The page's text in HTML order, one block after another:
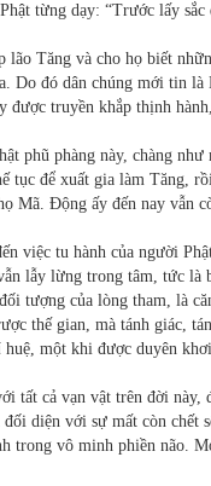
từng dạy: “Trước lấy
lão Tăng và cho họ biết
Do đó dân chúng mới tin
được truyền khắp thịnh
phũ phàng này, chàng
tục để xuất gia làm Tăng,
Mã. Động ấy đến nay vẫn
việc tu hành của người
lẫy lừng trong tâm, tức là
tượng của lòng tham, là
thế gian, mà tánh giác,
một khi được duyên
tất cả vạn vật trên đời
diện với sự mất còn chết
vô minh phiền não.